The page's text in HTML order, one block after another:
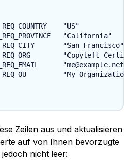
"US"
"California"
"San Francisco"
"Copyleft
"me@example.net"
"My
Zeilen aus und aktualisieren
auf von Ihnen bevorzugte
jedoch nicht leer: